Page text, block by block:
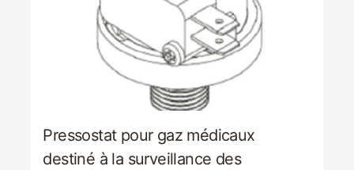
Pressostat pour gaz médicaux
destiné à la surveillance des